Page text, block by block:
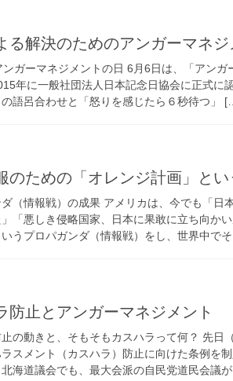
る解決のためのアンガーマネジ
ガーマネジメントの日 6月6日は、「アンガ
年に一般社団法人日本記念日協会に正式に
語呂合わせと「怒りを感じたら６秒待つ」
のための「オレンジ計画」とい
（情報戦）の成果 アメリカは、今でも「日
「悪しき侵略国家、日本に果敢に立ち向か
いうプロパガンダ（情報戦）をし、世界中で
防止とアンガーマネジメント
の動きと、そもそもカスハラって何？ 先日
スメント（カスハラ）防止に向けた条例を
海道議会でも、最大会派の自民党道民会議